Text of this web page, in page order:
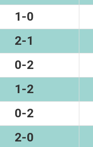
1-0
2-1
0-2
1-2
0-2
2-0